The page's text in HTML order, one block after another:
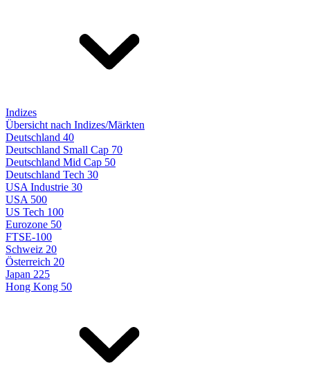
Indizes
Übersicht nach Indizes/Märkten
Deutschland 40
Deutschland Small Cap 70
Deutschland Mid Cap 50
Deutschland Tech 30
USA Industrie 30
USA 500
US Tech 100
Eurozone 50
FTSE-100
Schweiz 20
Österreich 20
Japan 225
Hong Kong 50